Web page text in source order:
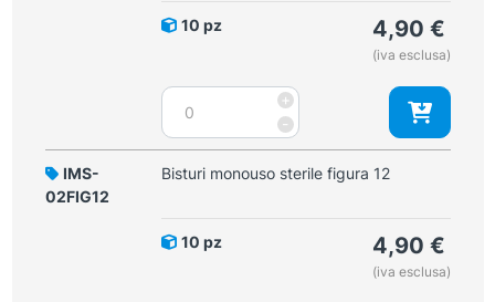
10 pz 4,90 €
(iva esclusa)
-
Bisturi
monouso
sterile
figura
+
IMS-
02FIG12
Bisturi monouso sterile figura 12
10 pz 4,90 €
(iva esclusa)